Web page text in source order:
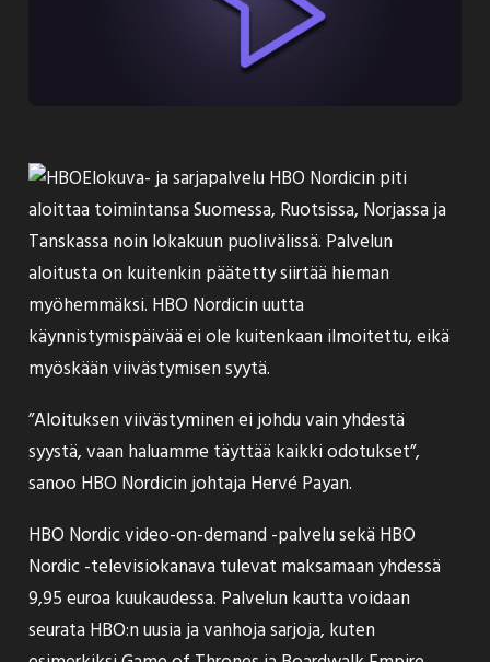
Elokuva- ja sarjapalvelu HBO Nordicin piti
aloittaa toimintansa Suomessa, Ruotsissa, Norjassa ja
Tanskassa noin lokakuun puolivälissä. Palvelun
aloitusta on kuitenkin päätettysiirtää hieman
myöhemmäksi. HBO Nordicin uutta
käynnistymispäivää ei ole kuitenkaan ilmoitettu, eikä
myöskään viivästymisen syytä.
”Aloituksen viivästyminen ei johdu vain yhdestä
syystä, vaan haluamme täyttää kaikki odotukset”,
sanoo HBO Nordicin johtaja Hervé Payan.
HBO Nordic video-on-demand -palvelu sekä HBO
Nordic -televisiokanava tulevat maksamaan yhdessä
9,95 euroa kuukaudessa. Palvelun kautta voidaan
seurata HBO:n uusia ja vanhoja sarjoja, kuten